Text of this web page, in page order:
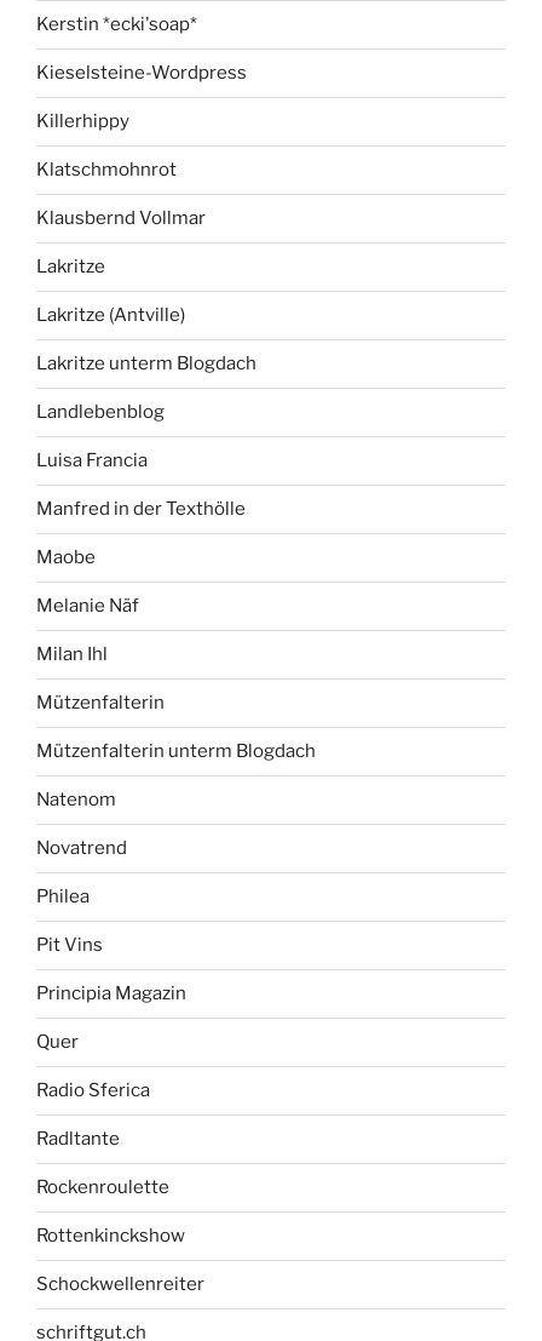
Kerstin *ecki'soap*
Kieselsteine-Wordpress
Killerhippy
Klatschmohnrot
Klausbernd Vollmar
Lakritze
Lakritze (Antville)
Lakritze unterm Blogdach
Landlebenblog
Luisa Francia
Manfred in der Texthölle
Maobe
Melanie Näf
Milan Ihl
Mützenfalterin
Mützenfalterin unterm Blogdach
Natenom
Novatrend
Philea
Pit Vins
Principia Magazin
Quer
Radio Sferica
Radltante
Rockenroulette
Rottenkinckshow
Schockwellenreiter
schriftgut.ch